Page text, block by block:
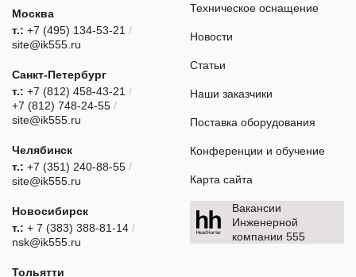
Москва
т.: +7 (495) 134-53-21 /
site@ik555.ru
Санкт-Петербург
т.: +7 (812) 458-43-21 /
+7 (812) 748-24-55 /
site@ik555.ru
Челябинск
т.: +7 (351) 240-88-55 /
site@ik555.ru
Новосибирск
т.: + 7 (383) 388-81-14 /
nsk@ik555.ru
Тольятти
Техническое оснащение
Новости
Статьи
Наши заказчики
Поставка оборудования
Конференции и обучение
Карта сайта
Вакансии
Инженерной
компании 555